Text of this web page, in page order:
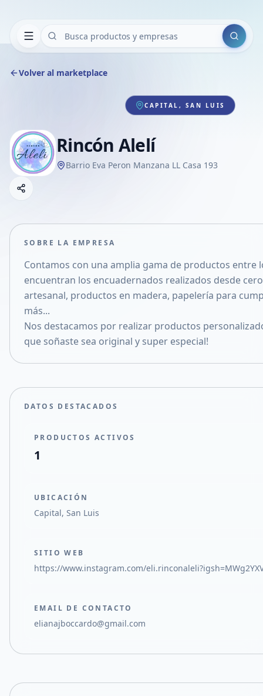
Buscar
Volver al marketplace
CAPITAL, SAN LUIS
Rincón Alelí
Barrio Eva Peron Manzana LL Casa 193
Compartir empresa
Compartir en X
SOBRE LA EMPRESA
Contamos con una amplia gama de productos entre
encuentran los encuadernados realizados desde
artesanal, productos en madera, papelería para
más...
Nos destacamos por realizar productos
que soñaste sea original y super especial!
DATOS DESTACADOS
PRODUCTOS ACTIVOS
1
UBICACIÓN
Capital, San Luis
SITIO WEB
https://www.instagram.com/
EMAIL DE CONTACTO
elianajboccardo@gmail.com